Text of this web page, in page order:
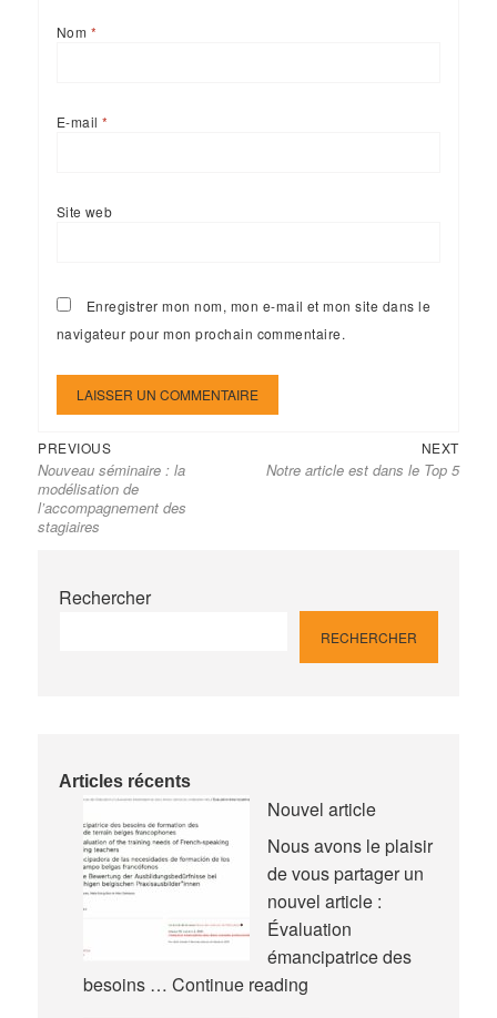
Nom *
E-mail *
Site web
Enregistrer mon nom, mon e-mail et mon site dans le
navigateur pour mon prochain commentaire.
Navigation
de
l’article
PREVIOUSPrevious
post:
Nouveau séminaire : la
modélisation de
l’accompagnement des
stagiaires
NEXTNext
post:
Notre article est dans le Top 5
Rechercher
RECHERCHER
Articles récents
Nouvel article
Nous avons le plaisir
de vous partager un
nouvel article :
Évaluation
émancipatrice des
besoins … Continue readingNouvel